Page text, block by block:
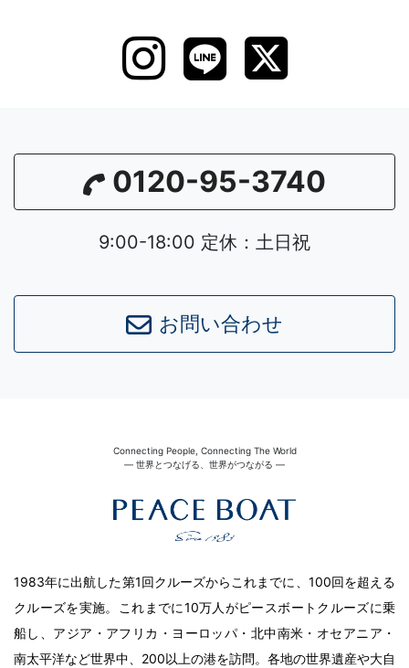
0120-95-3740
9:00-18:00 定休：土日祝
お問い合わせ
Connecting People, Connecting The World
― 世界とつなげる、世界がつながる ―
1983年に出航した第1回クルーズからこれまでに、100回を超える
クルーズを実施。これまでに10万人がピースボートクルーズに乗
船し、アジア・アフリカ・ヨーロッパ・北中南米・オセアニア・
南太平洋など世界中、200以上の港を訪問。各地の世界遺産や大自